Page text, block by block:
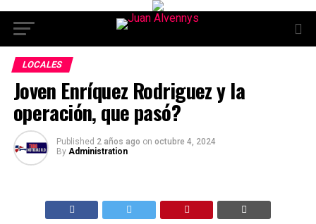
LOCALES
Joven Enríquez Rodriguez y la
operación, que pasó?
Published 2 años ago on octubre 4, 2024
By Administration